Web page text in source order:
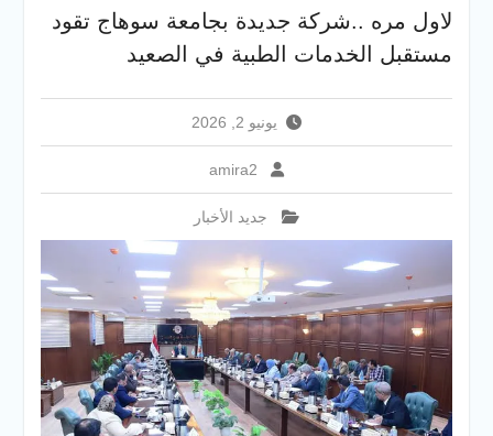
والخدمية بجامعة سوهاج
الجديدة
جامعة سوهاج تفتح أبوابها
الإلكتروني للقبول بالجامعات
2026
لاول مره ..شركة جديدة بجامعة سوهاج تقود
مستقبل الخدمات الطبية في الصعيد
يونيو 2, 2026
amira2
جديد الأخبار